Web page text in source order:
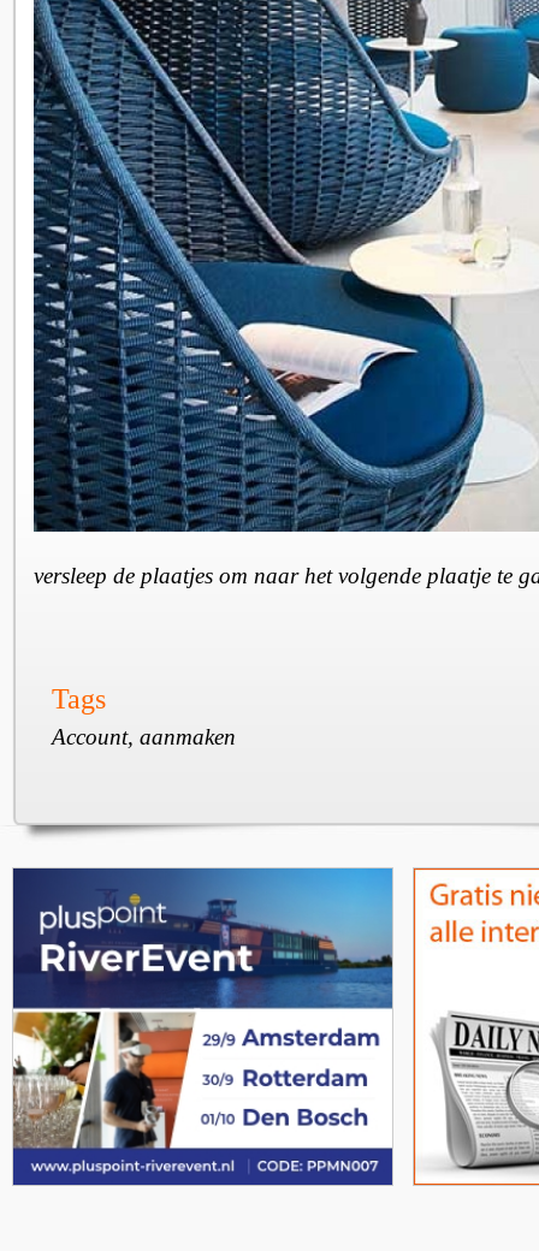
versleep de plaatjes om naar het volgende plaatje te
Tags
Account, aanmaken